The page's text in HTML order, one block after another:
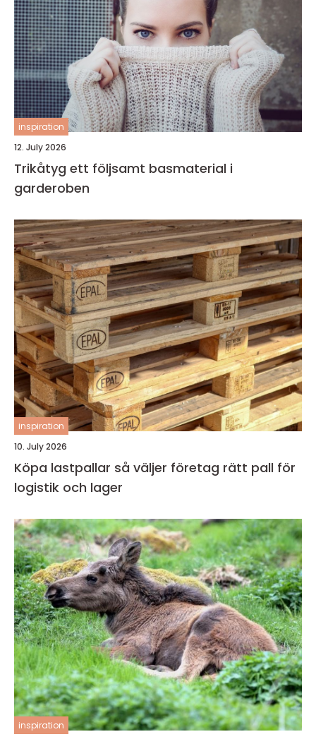
inspiration
12. July 2026
Trikåtyg ett följsamt basmaterial i
garderoben
inspiration
10. July 2026
Köpa lastpallar så väljer företag rätt pall för
logistik och lager
inspiration